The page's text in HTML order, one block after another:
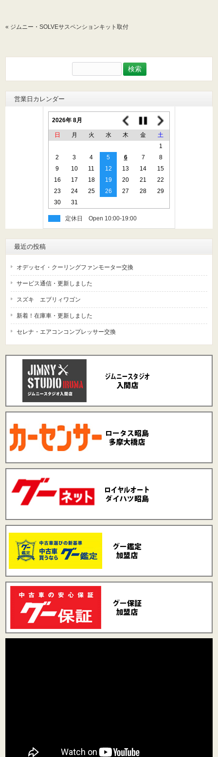
« ジムニー・SOLVEサスペンションキット取付
索:
営業日カレンダー
2026年 8月
日 月 火 水 木 金
土
1
2
3 4 5 6 7
8
9
10 11 12 13 14
15
16
17 18 19 20 21
22
23
24 25 26 27 28
29
30
31
定休日
最近の投稿
オデッセイ・クーリングファンモーター交換
サービス通信・更新しました
スズキ エブリィワゴン
新着！在庫車・更新しました
セレナ・エアコンコンプレッサー交換